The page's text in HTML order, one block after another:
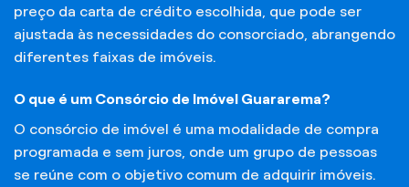
preço da carta de crédito escolhida, que pode ser
ajustada às necessidades do consorciado, abrangendo
diferentes faixas de imóveis.
O que é um Consórcio de Imóvel Guararema?
O consórcio de imóvel é uma modalidade de compra
programada e sem juros, onde um grupo de pessoas
se reúne com o objetivo comum de adquirir imóveis.